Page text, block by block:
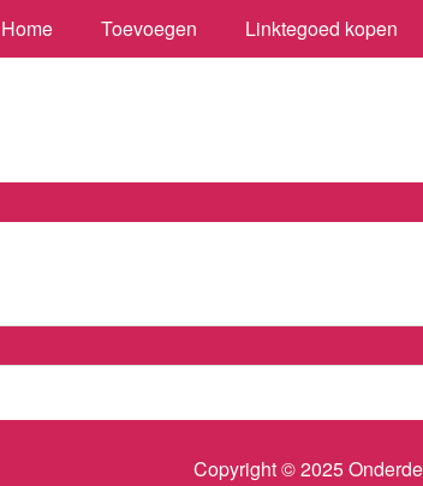
Home Toevoegen Linktegoed kopen
Copyright © 2025